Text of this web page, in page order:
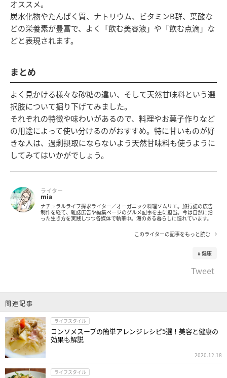
オススメ。
炭水化物やたんぱく質、ナトリウム、ビタミンB群、葉酸な
どの栄養素が豊富で、よく「飲む美容液」や「飲む点滴」な
どと表現されます。
まとめ
よく見かける様々な砂糖の違い、そして天然甘味料という選
択肢について掘り下げてみました。
それぞれの特徴や味わいがあるので、料理やお菓子作りなど
の用途によって使い分けるのがおすすめ。特に甘いものが好
きな人は、過剰摂取にならないよう天然甘味料も使うように
してみてはいかがでしょう。
ライター
mia
ナチュラルライフ探求ライター／オーガニック料理ソムリエ。旅行誌の広告
制作を経て、雑誌広告や編集ページのグルメ記事を主に担当。今は自然に沿
った生き方を実践しつつ各媒体で執筆中。海のある暮らしに憧れています。
このライターの記事をもっと読む
健康
Tweet
関連記事
ライフスタイル
コンソメスープの簡単アレンジレシピ5選！美容と健康の
効果も解説
2020.12.18
ライフスタイル